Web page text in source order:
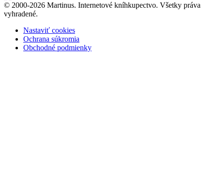
© 2000-2026 Martinus. Internetové kníhkupectvo. Všetky práva
vyhradené.
Nastaviť cookies
Ochrana súkromia
Obchodné podmienky